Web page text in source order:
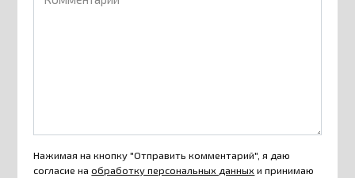
Нажимая на кнопку "Отправить комментарий", я даю
согласие наобработку персональных данных и принимаю